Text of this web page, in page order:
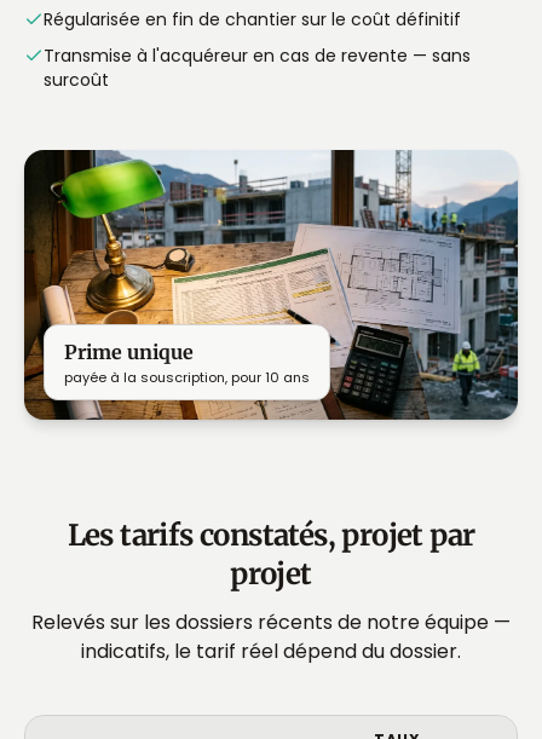
Régularisée en fin de chantier sur le coût définitif
Transmise à l'acquéreur en cas de revente — sans
surcoût
Prime unique
payée à la souscription, pour 10 ans
Les tarifs constatés, projet par
projet
Relevés sur les dossiers récents de notre équipe —
indicatifs, le tarif réel dépend du dossier.